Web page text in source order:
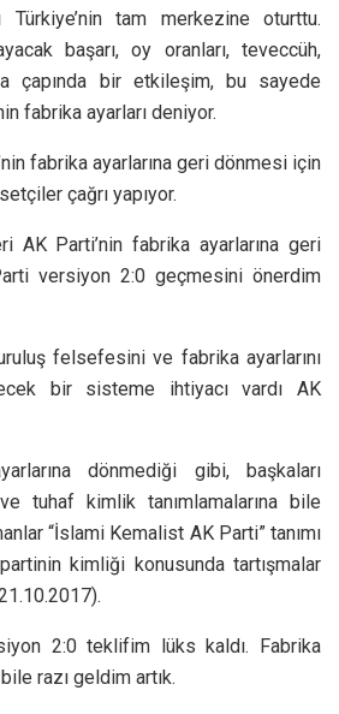
tam merkezine oturttu.
başarı, oy oranları, teveccüh,
çapında bir etkileşim, bu sayede
fabrika ayarları deniyor.
fabrika ayarlarına geri dönmesi için
çağrı yapıyor.
AK Parti’nin fabrika ayarlarına geri
versiyon 2:0 geçmesini önerdim
felsefesini ve fabrika ayarlarını
bir sisteme ihtiyacı vardı AK
dönmediği gibi, başkaları
tuhaf kimlik tanımlamalarına bile
“İslami Kemalist AK Parti” tanımı
kimliği konusunda tartışmalar
2:0 teklifim lüks kaldı. Fabrika
razı geldim artık.